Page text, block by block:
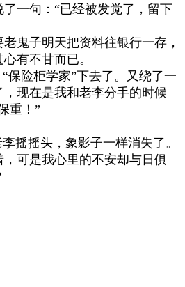
一句： “已经被发觉了，留下
鬼子明天把资料往银行一存，
有不甘而已。
“保险柜学家”下去了。又绕了一
现在是我和老李分手的时候
重！ ”
摇摇头，象影子一样消失了。
可是我心里的不安却与日俱